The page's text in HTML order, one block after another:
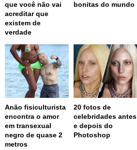
que você não vai
acreditar que
existem de
verdade
bonitas do mundo
Anão fisiculturista
encontra o amor
em transexual
negro de quase 2
metros
20 fotos de
celebridades antes
e depois do
Photoshop